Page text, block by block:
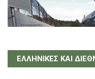
ΕΛΛΗΝΙΚΕΣ ΚΑΙ